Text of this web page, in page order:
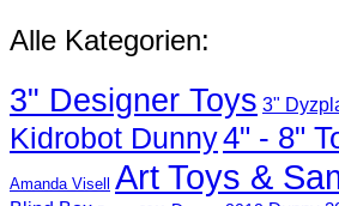
Alle Kategorien:
3" Designer Toys 3"
Kidrobot Dunny4" - 8"
Amanda Visell Art Toys &